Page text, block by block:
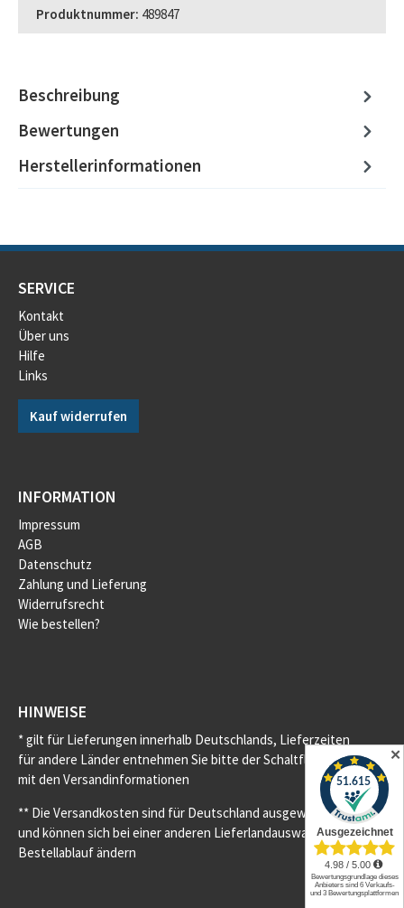
Produktnummer: 489847
Beschreibung
Bewertungen
Herstellerinformationen
SERVICE
Kontakt
Über uns
Hilfe
Links
Kauf widerrufen
INFORMATION
Impressum
AGB
Datenschutz
Zahlung und Lieferung
Widerrufsrecht
Wie bestellen?
HINWEISE
* gilt für Lieferungen innerhalb Deutschlands, Lieferzeiten
für andere Länder entnehmen Sie bitte der Schaltfläche
mit den Versandinformationen
** Die Versandkosten sind für Deutschland ausgewiesen
und können sich bei einer anderen Lieferlandauswahl im
Bestellablauf ändern
✕